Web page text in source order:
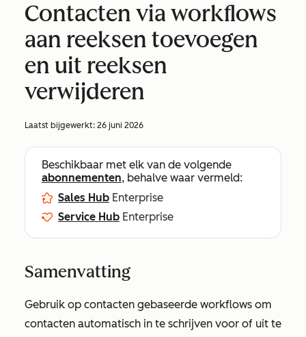
Contacten via workflows
aan reeksen toevoegen
en uit reeksen
verwijderen
Laatst bijgewerkt: 26 juni 2026
Beschikbaar met elk van de volgende
abonnementen, behalve waar vermeld:
Sales Hub Enterprise
Service Hub Enterprise
Samenvatting
Gebruik op contacten gebaseerde workflows om
contacten automatisch in te schrijven voor of uit te